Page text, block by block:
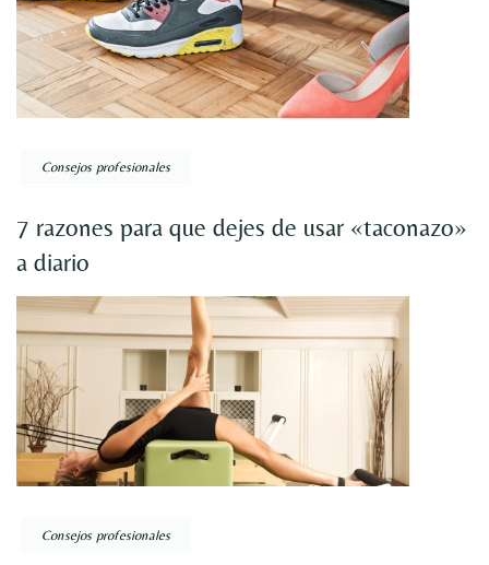
Consejos profesionales
7 razones para que dejes de usar «taconazo»
a diario
Consejos profesionales